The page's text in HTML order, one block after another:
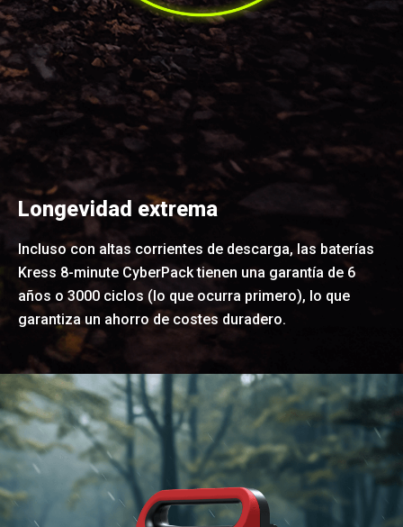
Longevidad extrema
Incluso con altas corrientes de descarga, las baterías
Kress 8-minute CyberPack tienen una garantía de 6
años o 3000 ciclos (lo que ocurra primero), lo que
garantiza un ahorro de costes duradero.